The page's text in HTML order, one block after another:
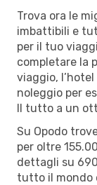
Trova ora le
imbattibili e
per il tuo
completare la
viaggio,
noleggio per
Il tutto a un
Su Opodo
per oltre
dettagli su
tutto il mondo